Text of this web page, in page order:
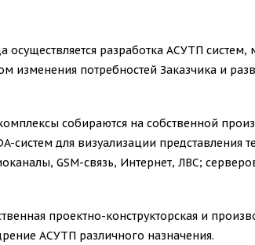
осуществляется разработка АСУТП
изменения потребностей Заказчика и
собираются на собственной
систем для визуализации
GSM-связь, Интернет, ЛВС;
проектно-конструкторская и
АСУТП различного назначения.